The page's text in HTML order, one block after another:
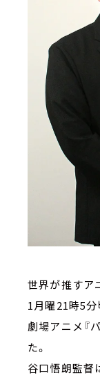
世界が推すア
1月曜21時5分
劇場アニメ『
た。
谷口悟朗監督